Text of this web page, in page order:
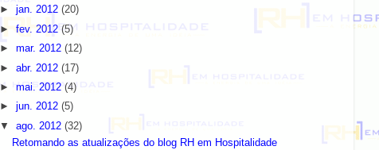
►jan. 2012(20)
►fev. 2012(5)
►mar. 2012(12)
►abr. 2012(17)
►mai. 2012(4)
►jun. 2012(5)
▼ago. 2012(32)
Retomando as atualizações do blog RH em Hospitalidade